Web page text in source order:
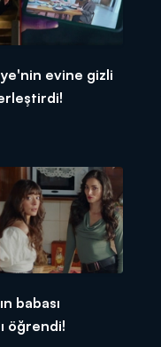
evine gizli
babası
öğrendi!